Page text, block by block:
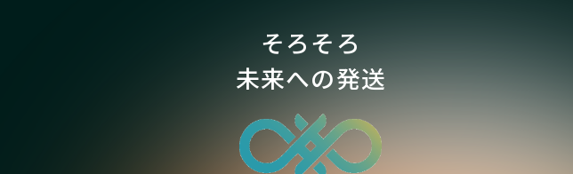
そろそろ
未来への発送